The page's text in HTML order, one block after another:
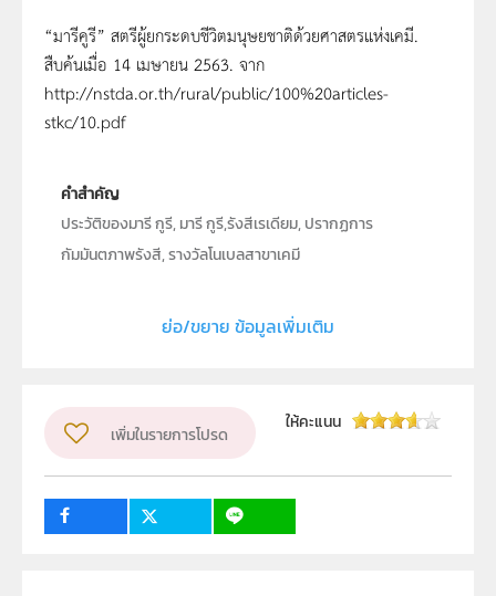
“มารีคูรี” สตรีผู้ยกระดบชีวิตมนุษยชาติด้วยศาสตรแห่งเคมี.
สืบค้นเมื่อ 14 เมษายน 2563. จาก
http://nstda.or.th/rural/public/100%20articles-
stkc/10.pdf
คำสำคัญ
ประวัติของมารี กูรี, มารี กูรี,รังสีเรเดียม, ปรากฏการ
กัมมันตภาพรังสี, รางวัลโนเบลสาขาเคมี
เมขลิน อมรรัตน์
วิชา
ม.4, ม.5, ม.6
กลุ่มเป้าหมาย
ย่อ/ขยาย ข้อมูลเพิ่มเติม
เพิ่มในรายการโปรด
ให้คะแนน